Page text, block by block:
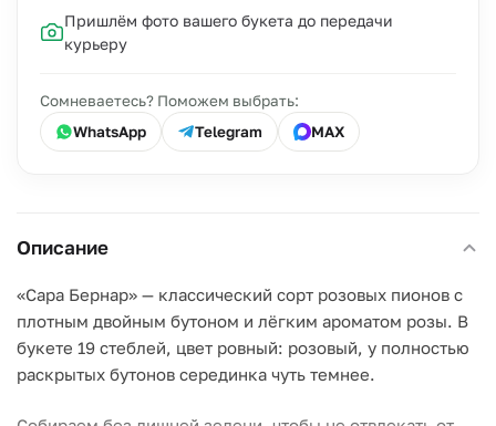
Пришлём фото вашего букета до передачи
курьеру
Сомневаетесь? Поможем выбрать:
WhatsApp
Telegram MAX
Описание
«Сара Бернар» — классический сорт розовых пионов с
плотным двойным бутоном и лёгким ароматом розы. В
букете 19 стеблей, цвет ровный: розовый, у полностью
раскрытых бутонов серединка чуть темнее.